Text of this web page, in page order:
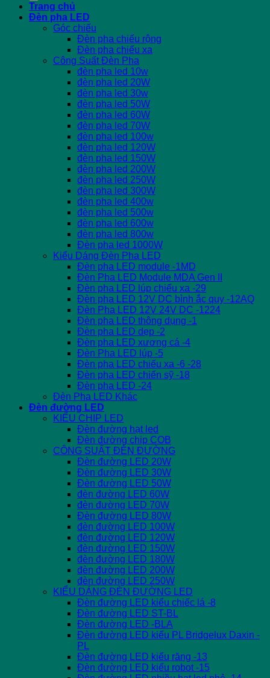
Trang chủ
Đèn pha LED
Góc chiếu
Đèn pha chiếu rộng
Đèn pha chiếu xa
Công Suất Đèn Pha
đèn pha led 10w
đèn pha led 20W
đèn pha led 30w
đèn pha led 50W
đèn pha led 60W
đèn pha led 70W
đèn pha led 100w
đèn pha led 120W
đèn pha led 150W
đèn pha led 200W
đèn pha led 250W
đèn pha led 300W
đèn pha led 400w
đèn pha led 500w
đèn pha led 600w
đèn pha led 800w
Đèn pha led 1000W
Kiểu Dáng Đèn Pha LED
Đèn pha LED module -1MD
Đèn Pha LED Module MDA Gen II
Đèn pha LED lúp chiếu xa -29
Đèn pha LED 12V DC bình ắc quy -12AQ
Đèn Pha LED 12V 24V DC -1224
Đèn pha LED thông dụng -1
Đèn pha LED dẹp -2
Đèn pha LED xương cá -4
Đèn Pha LED lúp -5
Đèn pha LED chiếu xa -6 -28
Đèn pha LED chiến sỹ -18
Đèn pha LED -24
Đèn Pha LED Khác
Đèn đường LED
KIỂU CHIP LED
Đèn đường hạt led
Đèn đường chip COB
CÔNG SUẤT ĐÈN ĐƯỜNG
Đèn đường LED 20W
Đèn đường LED 30W
Đèn đường LED 50W
đèn đường LED 60W
đèn đường LED 70W
Đèn đường LED 80W
đèn đường LED 100W
đèn đường LED 120W
đèn đường LED 150W
đèn đường LED 180W
đèn đường LED 200W
đèn đường LED 250W
KIỂU DÁNG ĐÈN ĐƯỜNG LED
Đèn đường LED kiểu chiếc lá -8
Đèn đường LED ST-BL
Đèn đường LED -BLA
Đèn đường LED kiểu PL Bridgelux Daxin -
PL
Đèn đường LED kiểu răng -13
Đèn đường LED kiểu robot -15